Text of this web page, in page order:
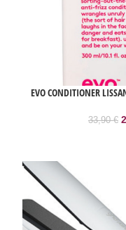
EVO CONDITIONER
33,90€